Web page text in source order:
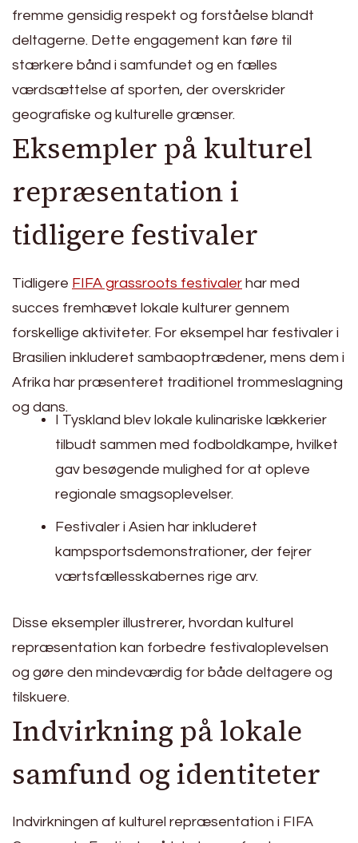
fremme gensidig respekt og forståelse blandt
deltagerne. Dette engagement kan føre til
stærkere bånd i samfundet og en fælles
værdsættelse af sporten, der overskrider
geografiske og kulturelle grænser.
Eksempler på kulturel
repræsentation i
tidligere festivaler
Tidligere FIFA grassroots festivaler har med
succes fremhævet lokale kulturer gennem
forskellige aktiviteter. For eksempel har festivaler i
Brasilien inkluderet sambaoptrædener, mens dem i
Afrika har præsenteret traditionel trommeslagning
og dans.
I Tyskland blev lokale kulinariske lækkerier
tilbudt sammen med fodboldkampe, hvilket
gav besøgende mulighed for at opleve
regionale smagsoplevelser.
Festivaler i Asien har inkluderet
kampsportsdemonstrationer, der fejrer
værtsfællesskabernes rige arv.
Disse eksempler illustrerer, hvordan kulturel
repræsentation kan forbedre festivaloplevelsen
og gøre den mindeværdig for både deltagere og
tilskuere.
Indvirkning på lokale
samfund og identiteter
Indvirkningen af kulturel repræsentation i FIFA